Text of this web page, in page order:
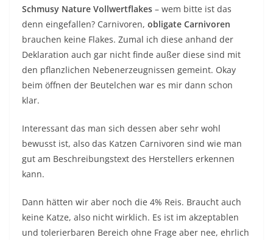
Schmusy Nature Vollwertflakes – wem bitte ist das
denn eingefallen? Carnivoren, obligate Carnivoren
brauchen keine Flakes. Zumal ich diese anhand der
Deklaration auch gar nicht finde außer diese sind mit
den pflanzlichen Nebenerzeugnissen gemeint. Okay
beim öffnen der Beutelchen war es mir dann schon
klar.
Interessant das man sich dessen aber sehr wohl
bewusst ist, also das Katzen Carnivoren sind wie man
gut am Beschreibungstext des Herstellers erkennen
kann.
Dann hätten wir aber noch die 4% Reis. Braucht auch
keine Katze, also nicht wirklich. Es ist im akzeptablen
und tolerierbaren Bereich ohne Frage aber nee, ehrlich